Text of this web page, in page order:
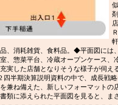
、消耗雑貨、食料品。◆平面図には
、惣菜平台、冷蔵オープンケース、
実した店舗となりそうな様子が伺
四半期決算説明資料の中で、成長戦
兼ね備えた、新しいフォーマットの
類に添えられた平面図を見ると、ま